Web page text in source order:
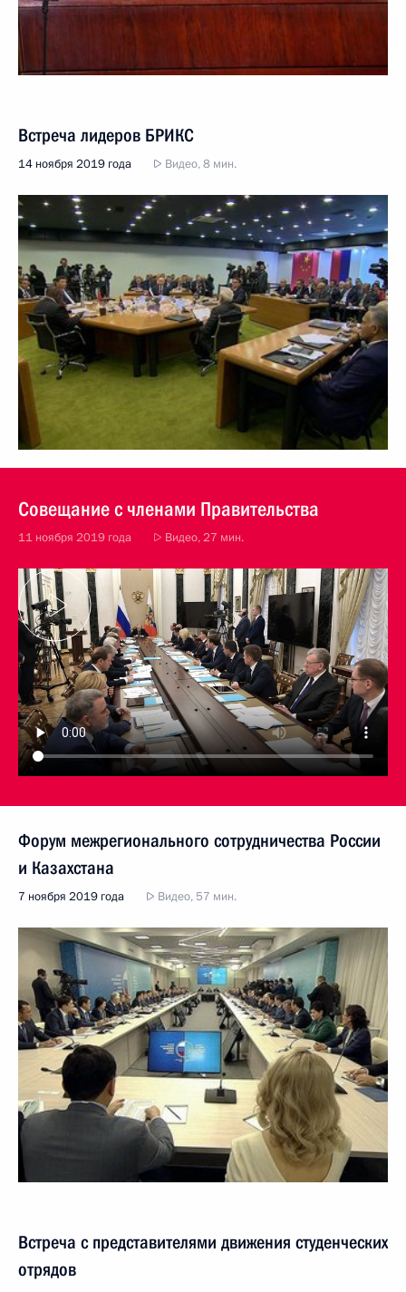
Встреча лидеров БРИКС
14 ноября 2019 года Видео, 8 мин.
Совещание с членами Правительства
11 ноября 2019 года Видео, 27 мин.
Форум межрегионального сотрудничества России
и Казахстана
7 ноября 2019 года Видео, 57 мин.
Встреча с представителями движения студенческих
отрядов